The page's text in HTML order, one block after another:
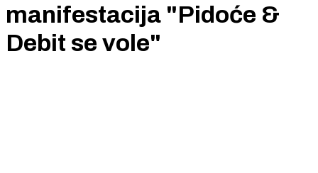
manifestacija "Pidoće &
Debit se vole"